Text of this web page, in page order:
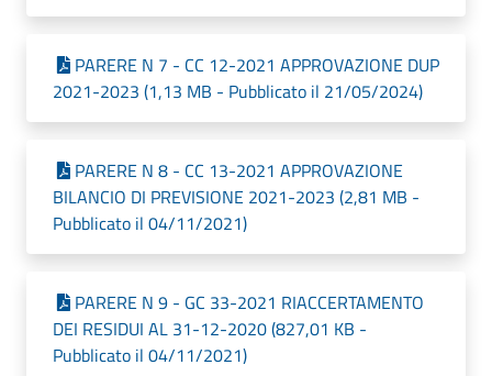
PARERE N 7 - CC 12-2021 APPROVAZIONE DUP
2021-2023 (1,13 MB - Pubblicato il 21/05/2024)
PARERE N 8 - CC 13-2021 APPROVAZIONE
BILANCIO DI PREVISIONE 2021-2023 (2,81 MB -
Pubblicato il 04/11/2021)
PARERE N 9 - GC 33-2021 RIACCERTAMENTO
DEI RESIDUI AL 31-12-2020 (827,01 KB -
Pubblicato il 04/11/2021)